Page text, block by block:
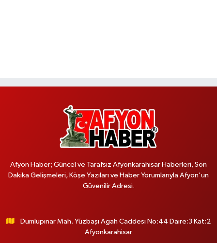
Afyon Haber; Güncel ve Tarafsız Afyonkarahisar Haberleri, Son
Dakika Gelişmeleri, Köşe Yazıları ve Haber Yorumlarıyla Afyon'un
Güvenilir Adresi.
Dumlupınar Mah. Yüzbaşı Agah Caddesi No:44 Daire:3 Kat:2
Afyonkarahisar